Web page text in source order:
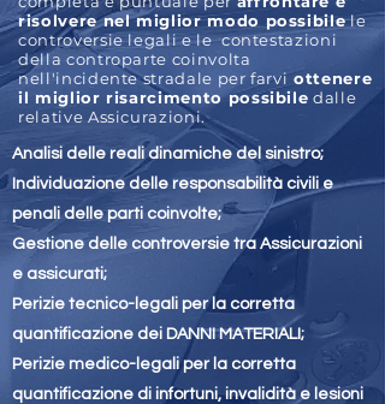
risolvere nel miglior modo possibilele
controversie legali e le contestazioni
della controparte coinvolta
nell'incidente stradale per farvi ottenere
il miglior risarcimento possibile dalle
relative Assicurazioni.
Analisi delle reali dinamiche del sinistro;
Individuazione delle responsabilità civili e
penali delle parti coinvolte;
Gestione delle controversie tra Assicurazioni
e assicurati;
Perizie tecnico-legali per la corretta
quantificazione dei DANNI MATERIALI;
Perizie medico-legali per la corretta
quantificazione di infortuni, invalidità e lesioni